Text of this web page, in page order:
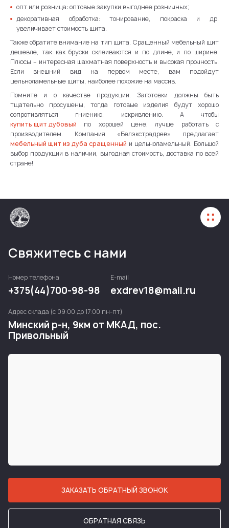
опт или розница: оптовые закупки выгоднее розничных;
декоративная обработка: тонирование, покраска и др.
увеличивает стоимость щита.
Также обратите внимание на тип щита. Сращенный мебельный щит
дешевле, так как бруски склеиваются и по длине, и по ширине.
Плюсы – интересная шахматная поверхность и высокая прочность.
Если внешний вид на первом месте, вам подойдут
цельноламельные щиты, наиболее похожие на массив.
Помните и о качестве продукции. Заготовки должны быть
тщательно просушены, тогда готовые изделия будут хорошо
сопротивляться гниению, искривлению. А чтобы
купить щит дубовый по хорошей цене, лучше работать с
производителем. Компания «Белэкстрадрев» предлагает
мебельный щит из дуба сращенный и цельноламельный. Большой
выбор продукции в наличии, выгодная стоимость, доставка по всей
стране!
Свяжитесь с нами
Номер телефона
+375(44)700-98-98
E-mail
exdrev18@mail.ru
Адрес склада (с 09:00 до 17:00 пн-пт)
Минский р-н, 9км от МКАД, пос.
Привольный
ЗАКАЗАТЬ ОБРАТНЫЙ ЗВОНОК
ОБРАТНАЯ СВЯЗЬ